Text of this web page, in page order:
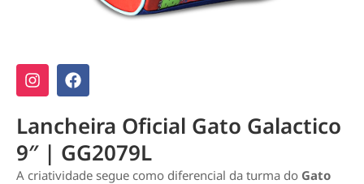
Lancheira Oficial Gato Galactico
9″ | GG2079L
A criatividade segue como diferencial da turma do Gato